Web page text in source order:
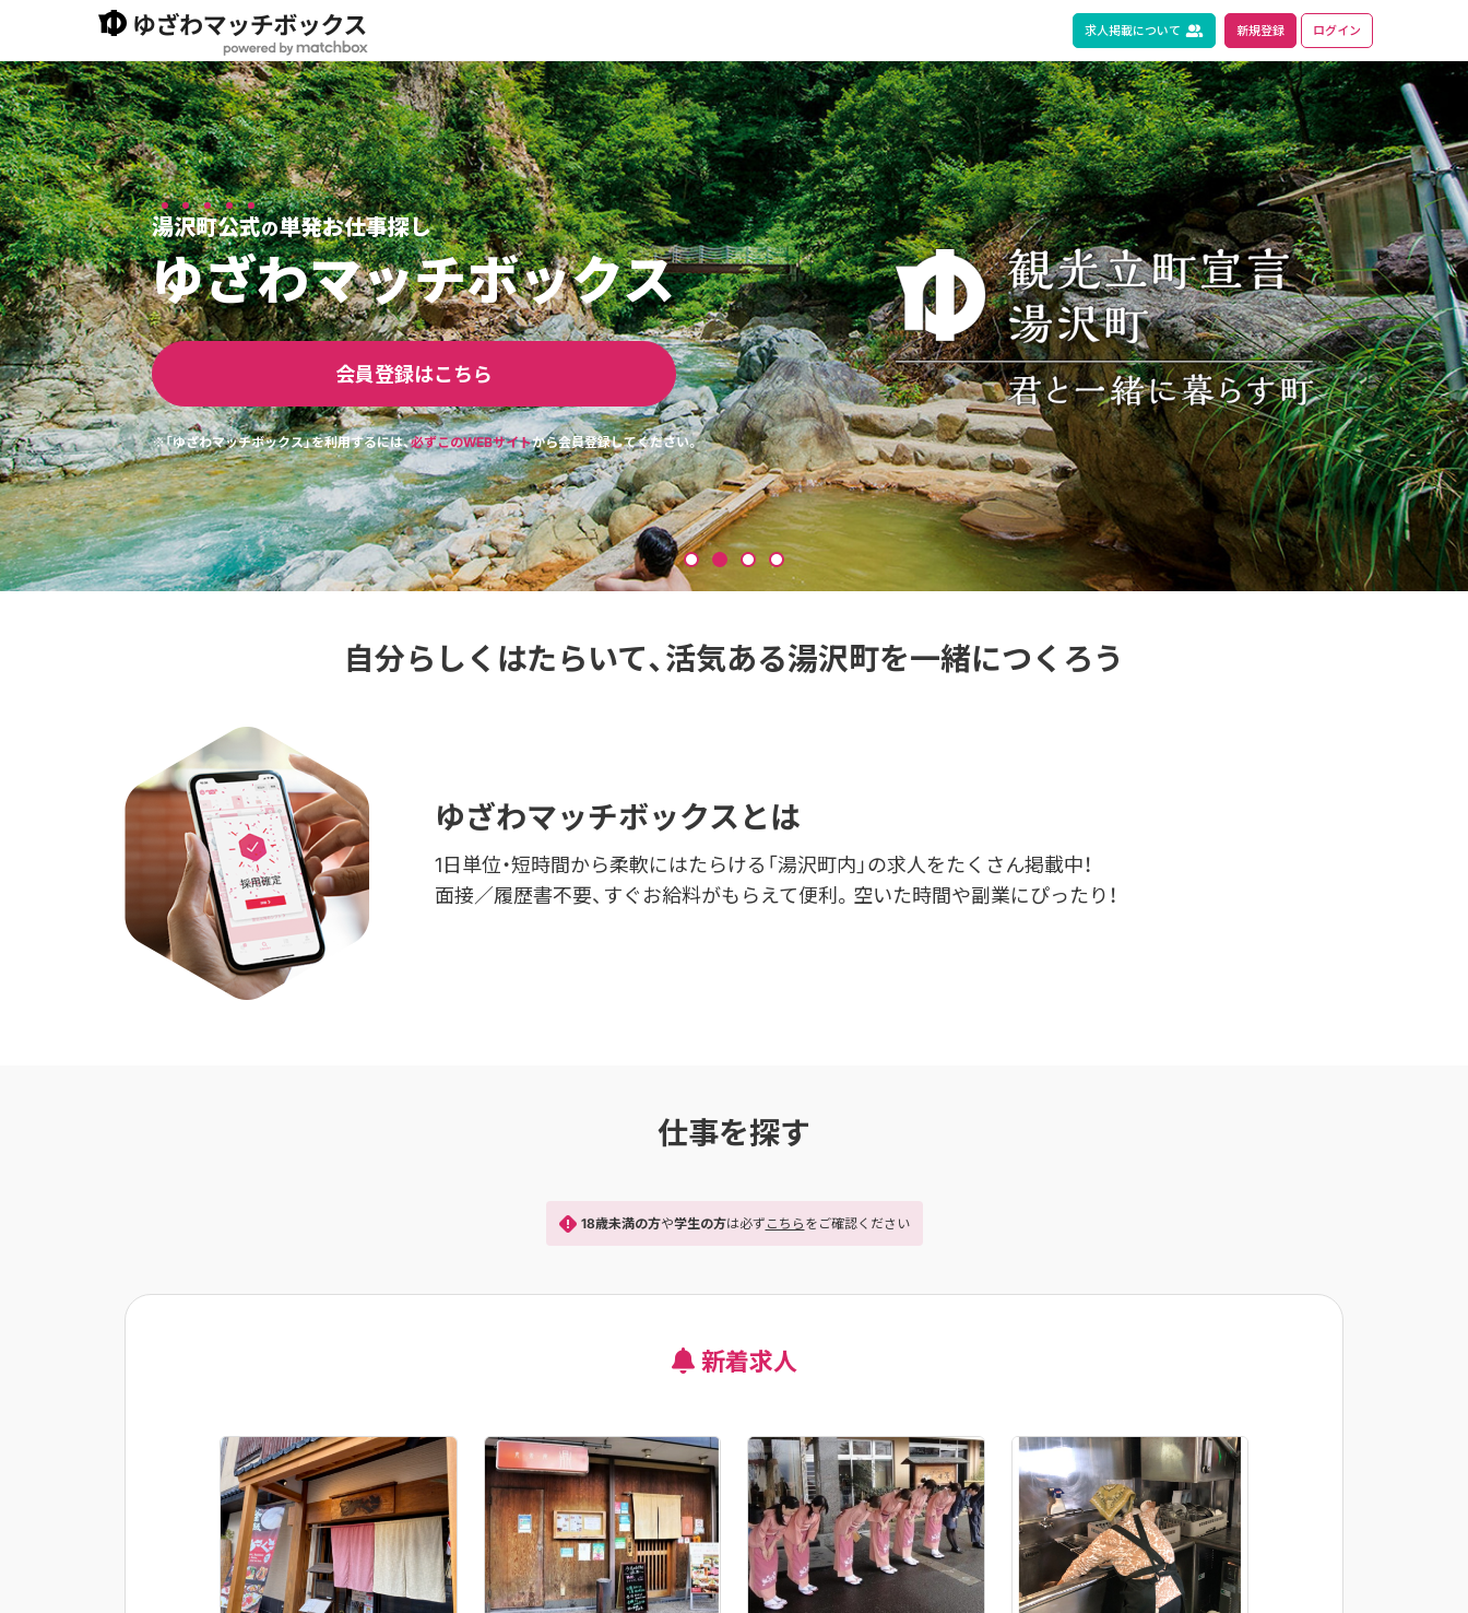
求人掲載について 新規登録 ログイン
湯沢町公式の単発お仕事探し
ゆざわマッチボックス
会員登録はこちら
※「ゆざわマッチボックス」を利用するには、必ずこのWEBサイトから会員登録してください。
自分らしくはたらいて、活気ある湯沢町を一緒につくろう
ゆざわマッチボックスとは
1日単位・短時間から柔軟にはたらける「湯沢町内」の求人をたくさん掲載中！
面接／履歴書不要、すぐお給料がもらえて便利。空いた時間や副業にぴったり！
仕事を探す
18歳未満の方や学生の方は必ず こちら をご確認ください
新着求人